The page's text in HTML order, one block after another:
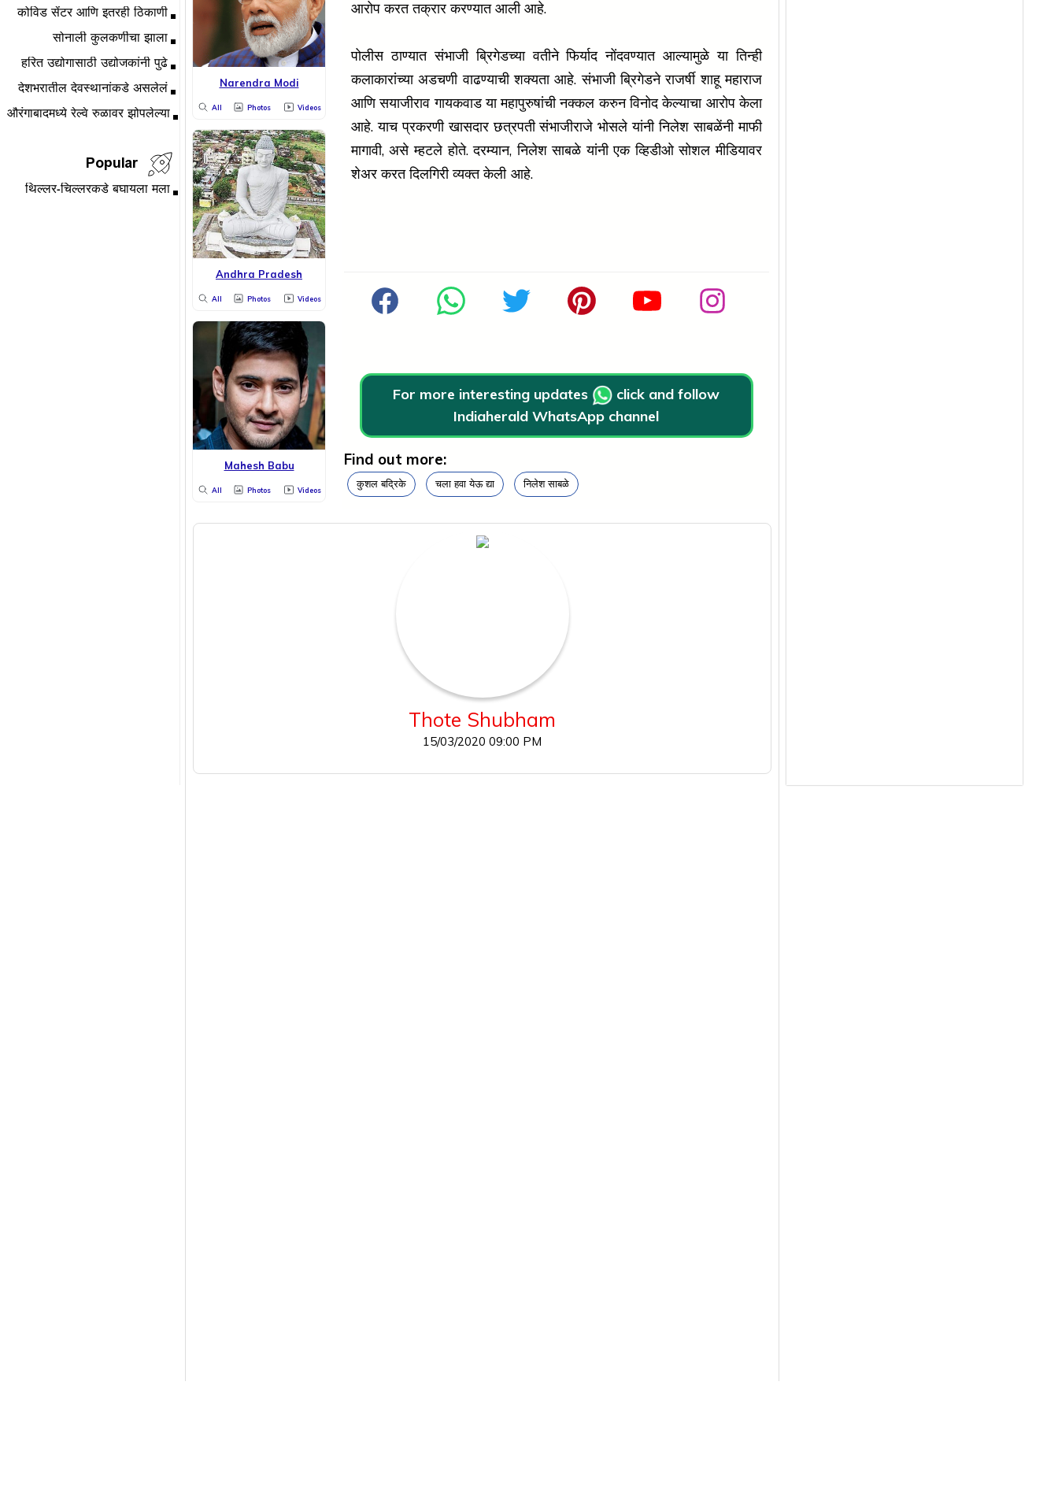
Popular
Narendra Modi
All Photos Videos
Andhra Pradesh
All Photos Videos
Mahesh Babu
All Photos Videos
आरोप करत तक्रार करण्यात आली आहे.
पोलीस ठाण्यात संभाजी ब्रिगेडच्या वतीने फिर्याद नोंदवण्यात आल्यामुळे या तिन्ही
कलाकारांच्या अडचणी वाढण्याची शक्यता आहे. संभाजी ब्रिगेडने राजर्षी शाहू महाराज
आणि सयाजीराव गायकवाड या महापुरुषांची नक्कल करुन विनोद केल्याचा आरोप केला
आहे. याच प्रकरणी खासदार छत्रपती संभाजीराजे भोसले यांनी निलेश साबळेंनी माफी
मागावी, असे म्हटले होते. दरम्यान, निलेश साबळे यांनी एक व्हिडीओ सोशल मीडियावर
शेअर करत दिलगिरी व्यक्त केली आहे.
For more interesting updates
click and follow
Indiaherald WhatsApp channel
Find out more:
कुशल बद्रिके चला हवा येऊ द्या निलेश साबळे
Thote Shubham
15/03/2020 09:00 PM